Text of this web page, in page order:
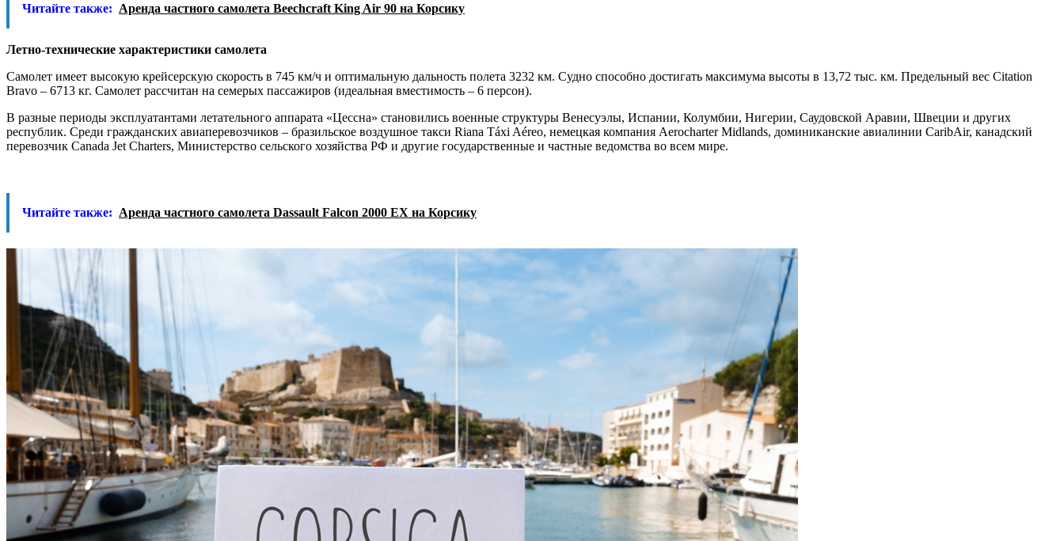
Читайте также: Аренда частного самолета Beechcraft King Air 90 на Корсику
Летно-технические характеристики самолета
Самолет имеет высокую крейсерскую скорость в 745 км/ч и оптимальную дальность полета 3232 км. Судно способно достигать максимума высоты в 13,72 тыс. км. Предельный вес Citation
Bravo – 6713 кг. Самолет рассчитан на семерых пассажиров (идеальная вместимость – 6 персон).
В разные периоды эксплуатантами летательного аппарата «Цессна» становились военные структуры Венесуэлы, Испании, Колумбии, Нигерии, Саудовской Аравии, Швеции и других
республик. Среди гражданских авиаперевозчиков – бразильское воздушное такси Riana Táxi Aéreo, немецкая компания Aerocharter Midlands, доминиканские авиалинии CaribAir, канадский
перевозчик Canada Jet Charters, Министерство сельского хозяйства РФ и другие государственные и частные ведомства во всем мире.
Читайте также: Аренда частного самолета Dassault Falcon 2000 EX на Корсику